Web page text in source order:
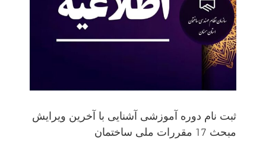
ثبت نام دوره آموزشی آشنایی با آخرین ویرایش
مبحث 17 مقررات ملی ساختمان